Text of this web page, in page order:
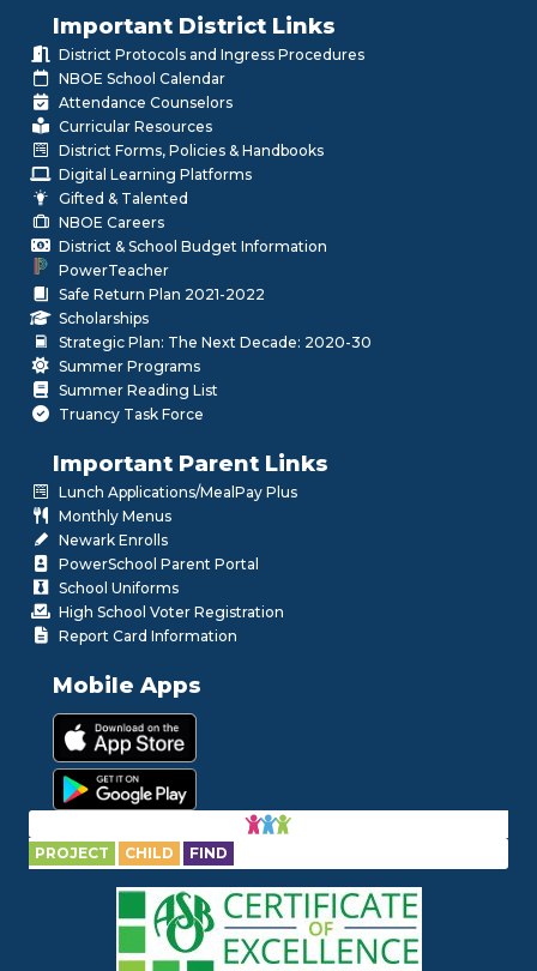
Important District Links
District Protocols and Ingress Procedures
NBOE School Calendar
Attendance Counselors
Curricular Resources
District Forms, Policies & Handbooks
Digital Learning Platforms
Gifted & Talented
NBOE Careers
District & School Budget Information
PowerTeacher
Safe Return Plan 2021-2022
Scholarships
Strategic Plan: The Next Decade: 2020-30
Summer Programs
Summer Reading List
Truancy Task Force
Important Parent Links
Lunch Applications/MealPay Plus
Monthly Menus
Newark Enrolls
PowerSchool Parent Portal
School Uniforms
High School Voter Registration
Report Card Information
Mobile Apps
PROJECT CHILD FIND